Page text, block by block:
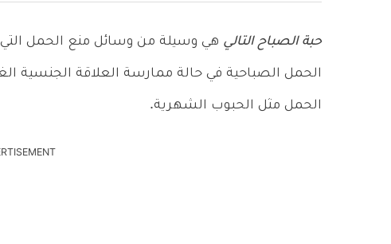
حبة الصباح التالي هي وسيلة من وسائل منع الحمل
الحمل الصباحية في حالة ممارسة العلاقة الجنسية
الحمل مثل الحبوب الشهرية.